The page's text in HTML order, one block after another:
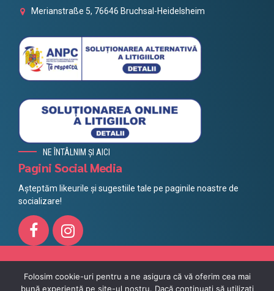
Merianstraße 5, 76646 Bruchsal-Heidelsheim
NE ÎNTÂLNIM ȘI AICI
Pagini Social Media
Așteptăm likeurile și sugestiile tale pe paginile noastre de
socializare!
Toate drepturile rezervate @ Litera 2021, Powered byAzuvo
Folosim cookie-uri pentru a ne asigura că vă oferim cea mai
bună experiență pe site-ul nostru. Dacă continuați să utilizați